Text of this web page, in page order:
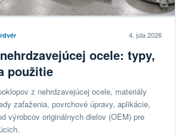
4. júla 2026
ocele: typy,
použitie
z nehrdzavejúcej ocele, materiály
zaťaženia, povrchové úpravy, aplikácie,
výrobcov originálnych dielov (OEM) pre